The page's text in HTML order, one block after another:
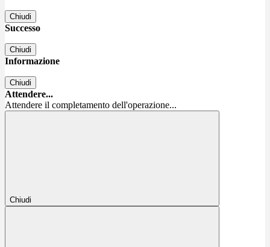
Chiudi
Successo
Chiudi
Informazione
Chiudi
Attendere...
Attendere il completamento dell'operazione...
Chiudi